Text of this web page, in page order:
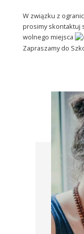
W związku z
prosimy skontaktuj
wolnego miejsca
Zapraszamy do